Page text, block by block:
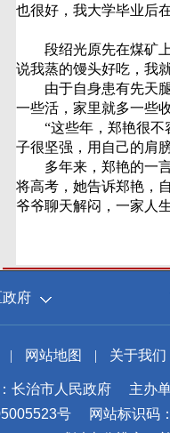
也很好，我大学毕业后
段绍光原先在煤矿上
说我蒸的馒头好吃，我
由于自身患有先天腿
一些活，家里就多一些
“这些年，郑艳很不容
子很坚强，用自己的肩
多年来，郑艳的一言
将高考，她告诉郑艳，
爷爷聊天解闷，一家人
府
| 网站地图 | 关于我们
长治市人民政府 主办
号
网站标识码